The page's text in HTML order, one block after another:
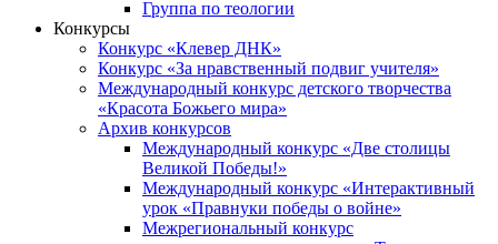
Группа по теологии
Конкурсы
Конкурс «Клевер ДНК»
Конкурс «За нравственный подвиг учителя»
Международный конкурс детского творчества
«Красота Божьего мира»
Архив конкурсов
Международный конкурс «Две столицы
Великой Победы!»
Международный конкурс «Интерактивный
урок «Правнуки победы о войне»
Межрегиональный конкурс